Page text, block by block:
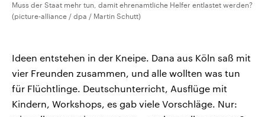
Muss der Staat mehr tun, damit ehrenamtliche Helfer entlastet werden?
(picture-alliance / dpa / Martin Schutt)
Ideen entstehen in der Kneipe. Dana aus Köln saß mit
vier Freunden zusammen, und alle wollten was tun
für Flüchtlinge. Deutschunterricht, Ausflüge mit
Kindern, Workshops, es gab viele Vorschläge. Nur: